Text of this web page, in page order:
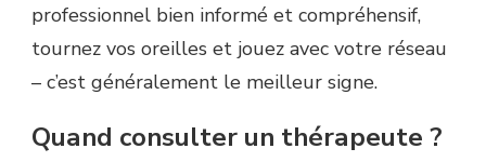
professionnel bien informé et compréhensif,
tournez vos oreilles et jouez avec votre réseau
– c’est généralement le meilleur signe.
Quand consulter un thérapeute ?